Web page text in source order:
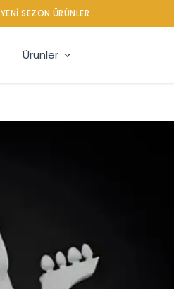
YENI SEZON ÜRÜNLER
Ürünler